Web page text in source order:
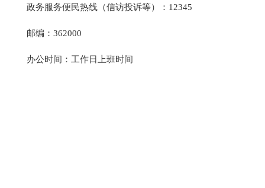
政务服务便民热线（信访投诉等）：12345
邮编：362000
办公时间：工作日上班时间